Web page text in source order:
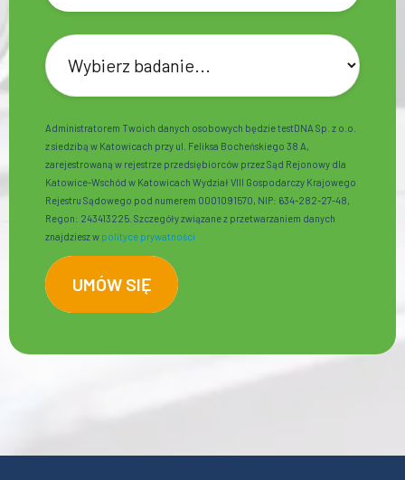
Administratorem Twoich danych osobowych będzie testDNA Sp. z o.o.
z siedzibą w Katowicach przy ul. Feliksa Bocheńskiego 38 A,
zarejestrowaną w rejestrze przedsiębiorców przez Sąd Rejonowy dla
Katowice-Wschód w Katowicach Wydział VIII Gospodarczy Krajowego
Rejestru Sądowego pod numerem 0001091570, NIP: 634-282-27-48,
Regon: 243413225. Szczegóły związane z przetwarzaniem danych
znajdziesz w polityce prywatności